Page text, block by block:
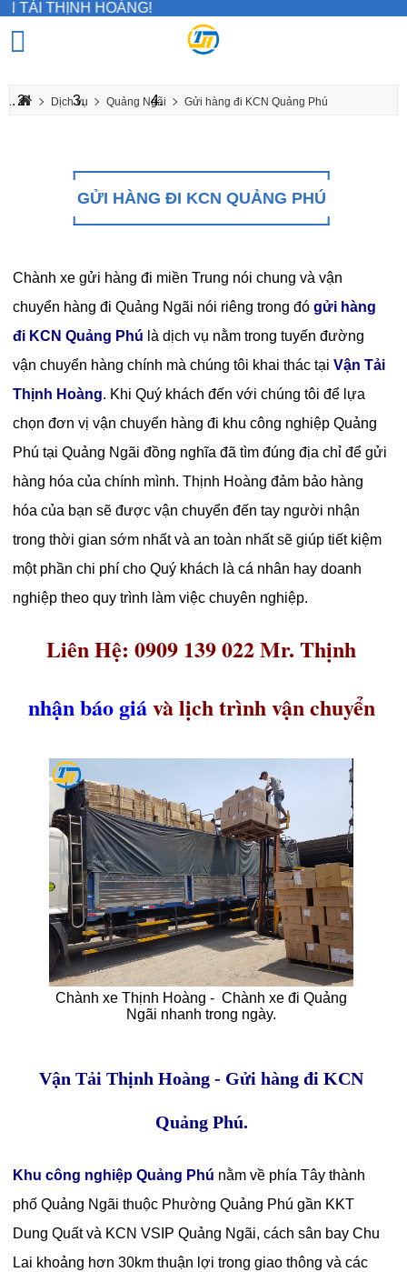
HOÀNG!
Dịch vụ Quảng Ngãi Gửi hàng đi KCN Quảng Phú
GỬI HÀNG ĐI KCN QUẢNG PHÚ
Chành xe gửi hàng đi miền Trung nói chung và vận
chuyển hàng đi Quảng Ngãi nói riêng trong đógửi hàng
đi KCN Quảng Phú là dịch vụ nằm trong tuyến đường
vận chuyển hàng chính mà chúng tôi khai thác tạiVận Tải
Thịnh Hoàng. Khi Quý khách đến với chúng tôi để lựa
chọn đơn vị vận chuyển hàng đi khu công nghiệp Quảng
Phú tại Quảng Ngãi đồng nghĩa đã tìm đúng địa chỉ để gửi
hàng hóa của chính mình. Thịnh Hoàng đảm bảo hàng
hóa của bạn sẽ được vận chuyển đến tay người nhận
trong thời gian sớm nhất và an toàn nhất sẽ giúp tiết kiệm
một phần chi phí cho Quý khách là cá nhân hay doanh
nghiệp theo quy trình làm việc chuyên nghiệp.
Liên Hệ: 0909 139 022 Mr. Thịnh
nhận báo giávà lịch trình vận chuyển
Chành xe Thịnh Hoàng - Chành xe đi Quảng
Ngãi nhanh trong ngày.
Vận Tải Thịnh Hoàng - Gửi hàng đi KCN
Quảng Phú.
Khu công nghiệp Quảng Phú nằm về phía Tây thành
phố Quảng Ngãi thuộc Phường Quảng Phú gần KKT
Dung Quất và KCN VSIP Quảng Ngãi, cách sân bay Chu
Lai khoảng hơn 30km thuận lợi trong giao thông và các